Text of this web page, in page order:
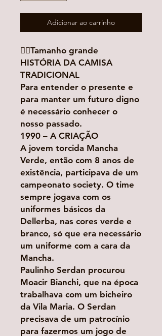
Adicionar ao carrinho
👉🏻Tamanho grande
HISTÓRIA DA CAMISA
TRADICIONAL
Para entender o presente e
para manter um futuro digno
é necessário conhecer o
nosso passado.
1990 – A CRIAÇÃO
A jovem torcida Mancha
Verde, então com 8 anos de
existência, participava de um
campeonato society. O time
sempre jogava com os
uniformes básicos da
Dellerba, nas cores verde e
branco, só que era necessário
um uniforme com a cara da
Mancha.
Paulinho Serdan procurou
Moacir Bianchi, que na época
trabalhava com um bicheiro
da Vila Maria. O Serdan
precisava de um patrocínio
para fazermos um jogo de